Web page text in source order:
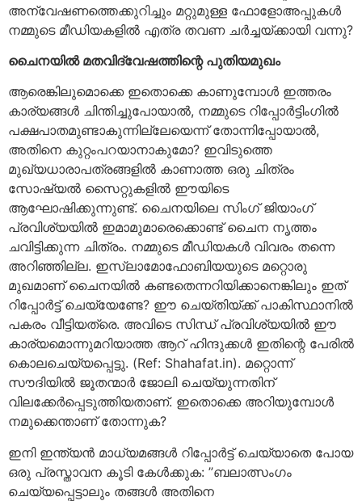
അന്വേഷണത്തെക്കുറിച്ചും മറ്റുമുള്ള ഫോളോഅപ്പുകള്‍
നമ്മുടെ മീഡിയകളില്‍ എത്ര തവണ ചര്‍ച്ചയ്ക്കായി വന്നു?
ചൈനയില്‍ മതവിദ്വേഷത്തിന്റെ പുതിയമുഖം
ആരെങ്കിലുമൊക്കെ ഇതൊക്കെ കാണുമ്പോള്‍ ഇത്തരം
കാര്യങ്ങള്‍ ചിന്തിച്ചുപോയാല്‍, നമ്മുടെ റിപ്പോര്‍ട്ടിംഗില്‍
പക്ഷപാതമുണ്ടാകുന്നില്ലേയെന്ന് തോന്നിപ്പോയാല്‍,
അതിനെ കുറ്റംപറയാനാകുമോ? ഇവിടുത്തെ
മുഖ്യധാരാപത്രങ്ങളില്‍ കാണാത്ത ഒരു ചിത്രം
സോഷ്യല്‍ സൈറ്റുകളില്‍ ഈയിടെ
ആഘോഷിക്കുന്നുണ്ട്. ചൈനയിലെ സിംഗ് ജിയാംഗ്
പ്രവിശ്യയില്‍ ഇമാമുമാരെക്കൊണ്ട് ചൈന നൃത്തം
ചവിട്ടിക്കുന്ന ചിത്രം. നമ്മുടെ മീഡിയകള്‍ വിവരം തന്നെ
അറിഞ്ഞില്ല. ഇസ്‌ലാമോഫോബിയയുടെ മറ്റൊരു
മുഖമാണ് ചൈനയില്‍ കണ്ടതെന്നറിയിക്കാനെങ്കിലും ഇത്
റിപ്പോര്‍ട്ട് ചെയ്യേണ്ടേ? ഈ ചെയ്തിയ്ക്ക് പാകിസ്ഥാനില്‍
പകരം വീട്ടിയത്രെ. അവിടെ സിന്ധ് പ്രവിശ്യയില്‍ ഈ
കാര്യമൊന്നുമറിയാത്ത ആറ് ഹിന്ദുക്കള്‍ ഇതിന്റെ പേരില്‍
കൊലചെയ്യപ്പെട്ടു. (Ref: Shahafat.in). മറ്റൊന്ന്
സൗദിയില്‍ ജൂതന്മാര്‍ ജോലി ചെയ്യുന്നതിന്
വിലക്കേര്‍പ്പെടുത്തിയതാണ്. ഇതൊക്കെ അറിയുമ്പോള്‍
നമുക്കെന്താണ് തോന്നുക?
ഇനി ഇന്ത്യന്‍ മാധ്യമങ്ങള്‍ റിപ്പോര്‍ട്ട് ചെയ്യാതെ പോയ
ഒരു പ്രസ്താവന കൂടി കേള്‍ക്കുക: ”ബലാത്സംഗം
ചെയ്യപ്പെട്ടാലും തങ്ങള്‍ അതിനെ